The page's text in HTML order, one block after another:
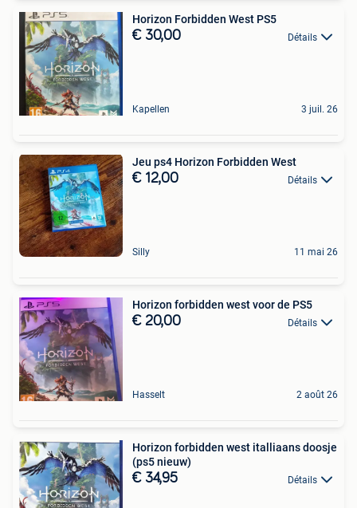
Horizon Forbidden West PS5
€ 30,00 Détails
Kapellen 3 juil. 26
Jeu ps4 Horizon Forbidden West
€ 12,00 Détails
Silly 11 mai 26
Horizon forbidden west voor de PS5
€ 20,00 Détails
Hasselt 2 août 26
Horizon forbidden west italliaans doosje
(ps5 nieuw)
€ 34,95 Détails